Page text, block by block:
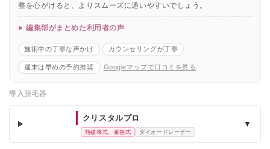
整を心がけると、よりスムーズに通いやすいでしょう。
編集部がまとめた利用者の声
施術中の丁寧な声かけ カウンセリングが丁寧
週末は早めの予約推奨 Googleマップで口コミを見る
導入脱毛器
クリスタルプロ
熱破壊式、蓄熱式 ダイオードレーザー
▼